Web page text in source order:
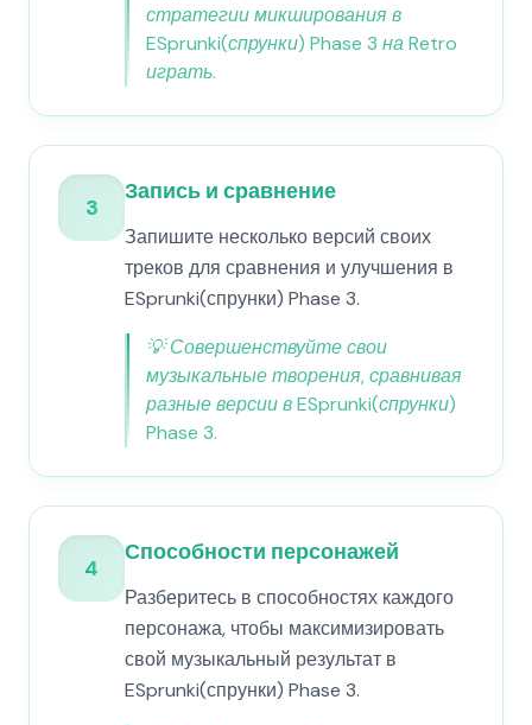
стратегии микширования в
ESprunki(спрунки) Phase 3 на Retro
играть.
3
Запись и сравнение
Запишите несколько версий своих
треков для сравнения и улучшения в
ESprunki(спрунки) Phase 3.
💡Совершенствуйте свои
музыкальные творения, сравнивая
разные версии в ESprunki(спрунки)
Phase 3.
4
Способности персонажей
Разберитесь в способностях каждого
персонажа, чтобы максимизировать
свой музыкальный результат в
ESprunki(спрунки) Phase 3.